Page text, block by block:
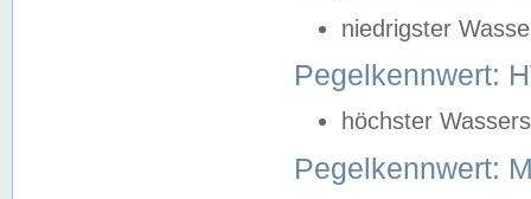
niedrigster
Pegelkennwert:
höchster
Pegelkennwert: